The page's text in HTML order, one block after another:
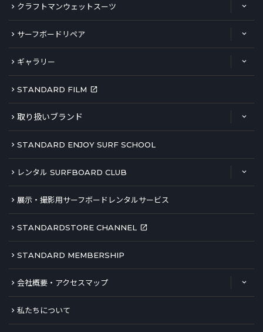
クラフトマンウェットスーツ
サーフボードリペア
ギャラリー
STANDARD FILM
取り扱いブランド
STANDARD ENJOY SURF SCHOOL
レンタル SURFBOARD CLUB
展示・撮影用サーフボードレンタルサービス
STANDARDSTORE CHANNEL
STANDARD MEMBERSHIP
会社概要・アクセスマップ
私たちについて